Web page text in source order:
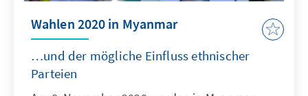
Wahlen 2020 in Myanmar
…und der mögliche Einfluss ethnischer
Parteien